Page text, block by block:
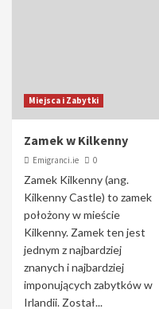
Miejsca i Zabytki
Zamek w Kilkenny
Emigranci.ie 0
Zamek Kilkenny (ang.
Kilkenny Castle) to zamek
położony w mieście
Kilkenny. Zamek ten jest
jednym z najbardziej
znanych i najbardziej
imponujących zabytków w
Irlandii. Został...